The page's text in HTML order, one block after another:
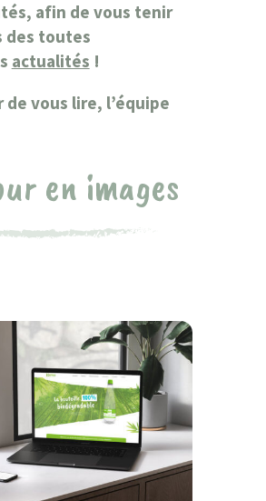
afin de vous tenir
des toutes
actualités !
de vous lire, l’équipe
en images